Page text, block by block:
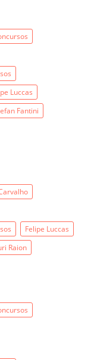
Luccas
Fantini
Felipe Luccas
Raion